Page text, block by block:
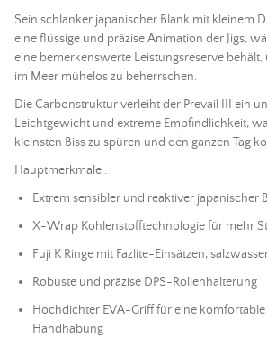
Sein schlanker japanischer Blank mit kleinem
eine flüssige und präzise Animation der Jigs,
eine bemerkenswerte Leistungsreserve
im Meer mühelos zu beherrschen.
Die Carbonstruktur verleiht der Prevail III ein
Leichtgewicht und extreme Empfindlichkeit,
kleinsten Biss zu spüren und den ganzen Tag
Hauptmerkmale :
Extrem sensibler und reaktiver japanischer
X-Wrap Kohlenstofftechnologie für mehr
Fuji K Ringe mit Fazlite-Einsätzen,
Robuste und präzise DPS-Rollenhalterung
Hochdichter EVA-Griff für eine
Handhabung